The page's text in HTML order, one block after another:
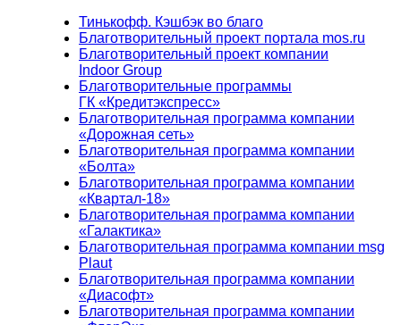
Тинькофф. Кэшбэк во благо
Благотворительный проект портала mos.ru
Благотворительный проект компании
Indoor Group
Благотворительные программы
ГК «Кредитэкспресс»
Благотворительная программа компании
«Дорожная сеть»
Благотворительная программа компании
«Болта»
Благотворительная программа компании
«Квартал-18»
Благотворительная программа компании
«Галактика»
Благотворительная программа компании msg
Plaut
Благотворительная программа компании
«Диасофт»
Благотворительная программа компании